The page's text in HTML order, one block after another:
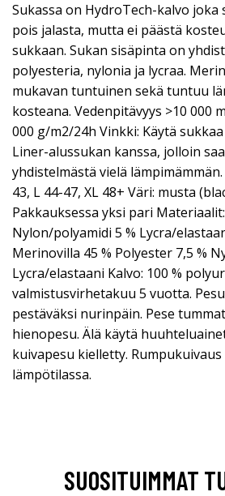
Sukassa on HydroTech-kalvo
pois jalasta, mutta ei päästä
sukkaan. Sukan sisäpinta on
polyesteria, nylonia ja lycraa.
mukavan tuntuinen sekä tuntuu
kosteana. Vedenpitävyys >10 000
000 g/m2/24h Vinkki: Käytä
Liner-alussukan kanssa, jolloin
yhdistelmästä vielä
43, L 44-47, XL 48+ Väri: musta
Pakkauksessa yksi pari
Nylon/polyamidi 5 % Lycra/
Merinovilla 45 % Polyester 7,5 %
Lycra/elastaani Kalvo: 100 %
valmistusvirhetakuu 5 vuotta.
pestäväksi nurinpäin. Pese
hienopesu. Älä käytä
kuivapesu kielletty. Rumpukuivaus
lämpötilassa.
SUOSITUIMMAT